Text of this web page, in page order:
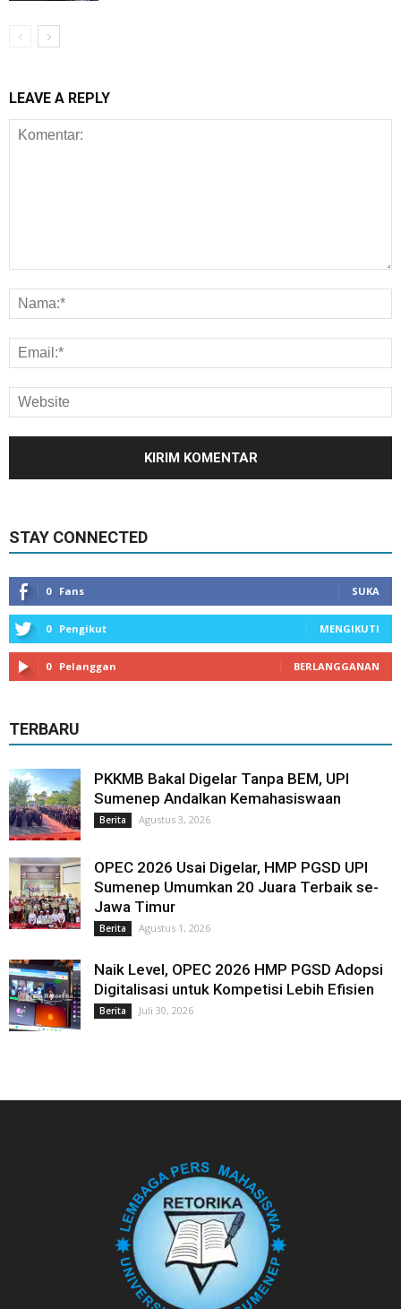
LEAVE A REPLY
STAY CONNECTED
0 Fans SUKA
0 Pengikut MENGIKUTI
0 Pelanggan BERLANGGANAN
TERBARU
PKKMB Bakal Digelar Tanpa BEM, UPI
Sumenep Andalkan Kemahasiswaan
Berita Agustus 3, 2026
OPEC 2026 Usai Digelar, HMP PGSD UPI
Sumenep Umumkan 20 Juara Terbaik se-
Jawa Timur
Berita Agustus 1, 2026
Naik Level, OPEC 2026 HMP PGSD Adopsi
Digitalisasi untuk Kompetisi Lebih Efisien
Berita Juli 30, 2026